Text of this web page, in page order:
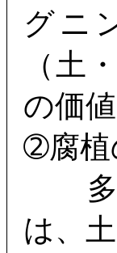
グニ
（土
の価
➁腐植
多
は、